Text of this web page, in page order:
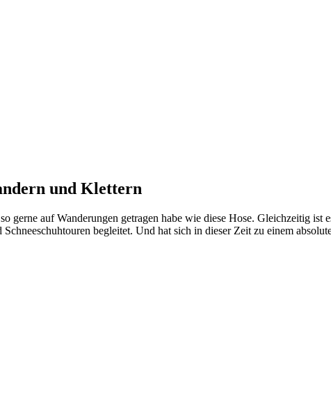
und Klettern
gerne auf Wanderungen getragen habe wie diese Hose. Gleichzeitig ist
begleitet. Und hat sich in dieser Zeit zu einem